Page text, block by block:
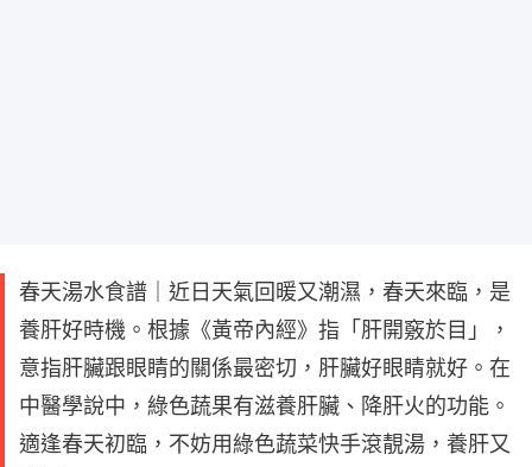
春天湯水食譜｜近日天氣回暖又潮濕，春天來臨，是
養肝好時機。根據《黃帝內經》指「肝開竅於目」，
意指肝臟跟眼睛的關係最密切，肝臟好眼睛就好。在
中醫學說中，綠色蔬果有滋養肝臟、降肝火的功能。
適逢春天初臨，不妨用綠色蔬菜快手滾靚湯，養肝又